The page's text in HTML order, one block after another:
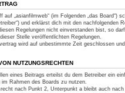
auf „asianfilmweb“ (im Folgenden „das Board“)
und erklärst dich mit den nachfolgenden
Regelungen nicht einverstanden bist, so
Stelle veröffentlichten Regelungen.
wird auf unbestimmte Zeit geschlossen
NUTZUNGSRECHTEN
eines Beitrags erteilst du dem Betreiber ein
im Rahmen des Boards zu nutzen.
nach Punkt 2, Unterpunkt a bleibt auch